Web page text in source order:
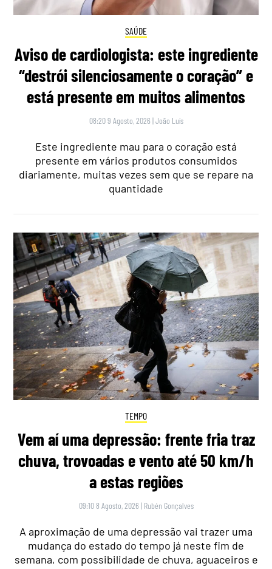
SAÚDE
Aviso de cardiologista: este ingrediente
“destrói silenciosamente o coração” e
está presente em muitos alimentos
08:20 9 Agosto, 2026 |João Luís
Este ingrediente mau para o coração está
presente em vários produtos consumidos
diariamente, muitas vezes sem que se repare na
quantidade
TEMPO
Vem aí uma depressão: frente fria traz
chuva, trovoadas e vento até 50 km/h
a estas regiões
09:10 8 Agosto, 2026 | Rubén Gonçalves
A aproximação de uma depressão vai trazer uma
mudança do estado do tempo já neste fim de
semana, com possibilidade de chuva, aguaceiros e